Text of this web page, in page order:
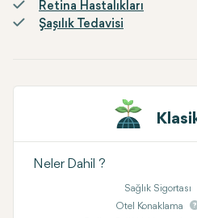
Retina Hastalıkları
Şaşılık Tedavisi
Neler Dahil ?
Sağlık Sigortası
Otel Konaklama